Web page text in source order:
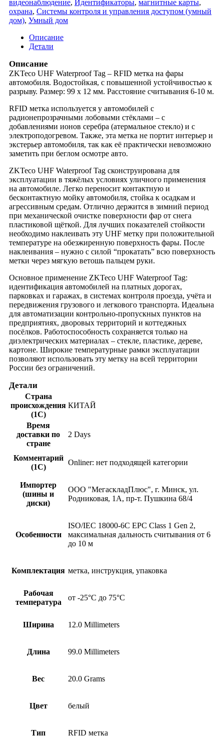
разветвители
серверов и моноблоков
оптические терминалы
радиаторы и системы охлаждения
SFP/CFP-модули
моноблоки и мониторы
пигтейлы
кабели прямого подключения
презентаций
проекторы и экраны
платы расширения
усилители сигнала
IP-телефония
ZKTeco
New
UHF
Waterproof
видеонаблюдение, Идентификаторы, магнитные карты,
охрана, Системы контроля и управления доступом (умный
дом), Умный дом
Описание
Детали
Описание
ZKTeco UHF Waterproof Tag – RFID метка на фары
автомобиля. Водостойкая, с повышенной устойчивостью к
разрыву. Размер: 99 х 12 мм. Расстояние считывания 6-10 м.
RFID метка используется у автомобилей с
радионепрозрачными лобовыми стёклами – с
добавлениями ионов серебра (атермальное стекло) и с
электроподогревом. Также, эта метка не портит интерьер и
экстерьер автомобиля, так как её практически невозможно
заметить при беглом осмотре авто.
ZKTeco UHF Waterproof Tag сконструирована для
эксплуатации в тяжёлых условиях уличного применения
на автомобиле. Легко переносит контактную и
бесконтактную мойку автомобиля, стойка к осадкам и
агрессивным средам. Отлично держится в зимний период
при механической очистке поверхности фар от снега
пластиковой щёткой. Для лучших показателей стойкости
необходимо наклеивать эту UHF метку при положительной
температуре на обезжиренную поверхность фары. После
наклеивания – нужно с силой “прокатать” всю поверхность
метки через мягкую ветошь пальцем руки.
Основное применение ZKTeco UHF Waterproof Tag:
идентификация автомобилей на платных дорогах,
парковках и гаражах, в системах контроля проезда, учёта и
передвижения грузового и легкового транспорта. Идеальна
для автоматизации контрольно-пропускных пунктов на
предприятиях, дворовых территорий и коттеджных
посёлков. Работоспособность сохраняется только на
диэлектрических материалах – стекле, пластике, дереве,
картоне. Широкие температурные рамки эксплуатации
позволяют использовать эту метку на всей территории
России без ограничений.
Детали
Страна
происхождения
(1С)
КИТАЙ
Время
доставки по
стране
2 Days
Комментарий
(1С)
Onliner: нет подходящей категории
Импортер
(шины и
диски)
ООО "МегаскладПлюс", г. Минск, ул.
Родниковая, 1А, пр-т. Пушкина 68/4
Особенности
ISO/IEC 18000-6C EPC Class 1 Gen 2,
максимальная дальность считывания от 6
до 10 м
Комплектация метка, инструкция, упаковка
Рабочая
температура
от -25°C до 75°C
Ширина 12.0 Millimeters
Длина 99.0 Millimeters
Вес 20.0 Grams
Цвет белый
Тип RFID метка